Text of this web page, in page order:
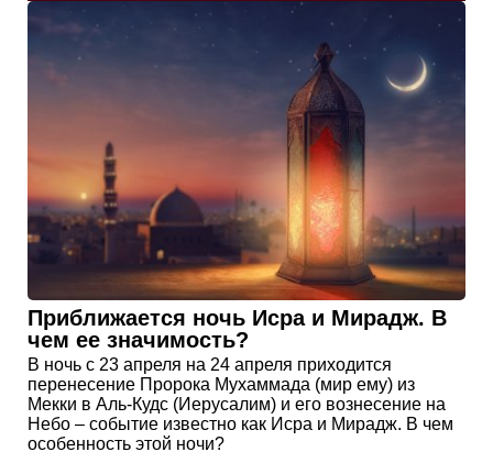
Приближается ночь Исра и Мирадж. В
чем ее значимость?
В ночь с 23 апреля на 24 апреля приходится
перенесение Пророка Мухаммада (мир ему) из
Мекки в Аль-Кудс (Иерусалим) и его вознесение на
Небо – событие известно как Исра и Мирадж. В чем
особенность этой ночи?